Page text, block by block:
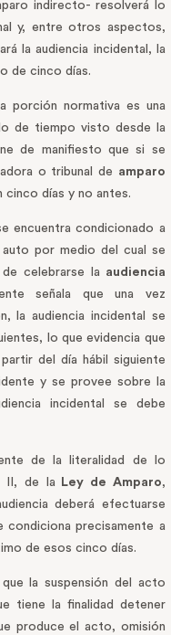
indirecto- resolverá lo
y, entre otros aspectos,
la audiencia incidental, la
de cinco días.
porción normativa es una
de tiempo visto desde la
de manifiesto que si se
o tribunal de amparo
cinco días y no antes.
encuentra condicionado a
por medio del cual se
celebrarse la audiencia
señala que una vez
la audiencia incidental se
lo que evidencia que
del día hábil siguiente
y se provee sobre la
incidental se debe
de la literalidad de lo
II, de la Ley de Amparo,
deberá efectuarse
precisamente a
de esos cinco días.
la suspensión del acto
tiene la finalidad detener
produce el acto, omisión